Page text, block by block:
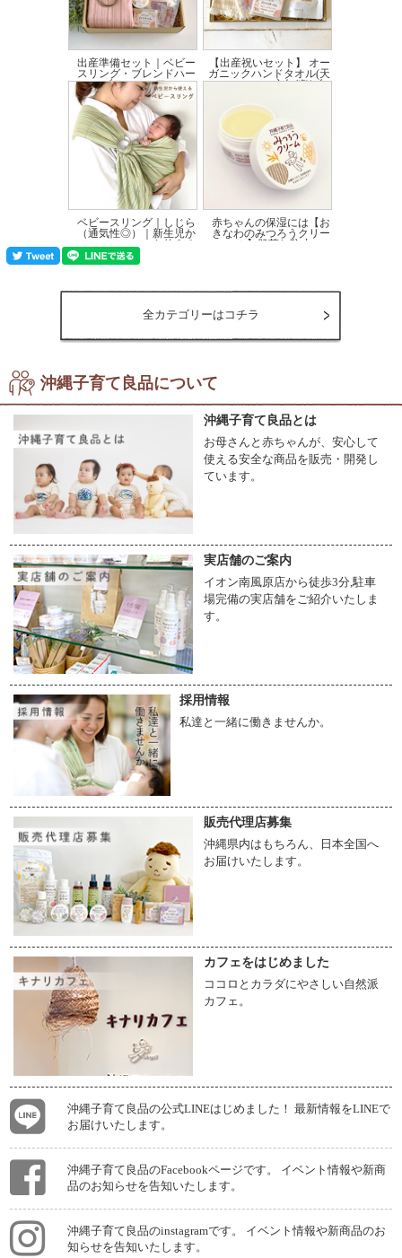
出産準備セット｜ベビー
スリング・ブレンドハー
ブティー・アロマ...
価格:16,140円(税込)
【出産祝いセット】 オー
ガニックハンドタオル(天
衣無縫)|ブ...
ベビースリング｜しじら
（通気性◎）｜新生児か
ら使える
価格:10,450円(税込)
赤ちゃんの保湿には【お
きなわのみつろうクリー
ム】肌荒れ防止に...
全カテゴリーはコチラ
沖縄子育て良品について
沖縄子育て良品とは
お母さんと赤ちゃんが、安心して
使える安全な商品を販売・開発し
ています。
実店舗のご案内
イオン南風原店から徒歩3分,駐車
場完備の実店舗をご紹介いたしま
す。
採用情報
私達と一緒に働きませんか。
販売代理店募集
沖縄県内はもちろん、日本全国へ
お届けいたします。
カフェをはじめました
ココロとカラダにやさしい自然派
カフェ。
沖縄子育て良品の公式LINEはじめました！ 最新情報をLINEで
お届けいたします。
沖縄子育て良品のFacebookページです。 イベント情報や新商
品のお知らせを告知いたします。
沖縄子育て良品のinstagramです。 イベント情報や新商品のお
知らせを告知いたします。